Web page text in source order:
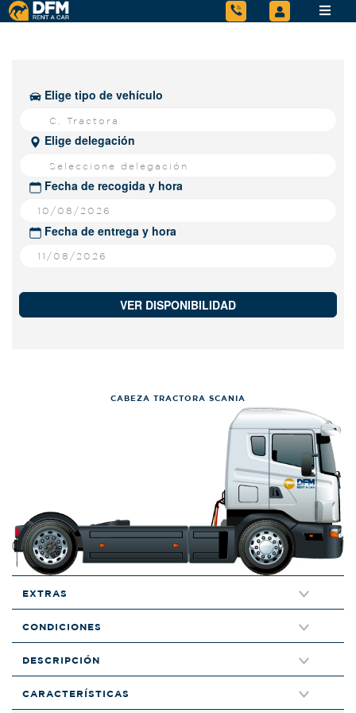
Elige tipo de vehículo
C. Tractora
Elige delegación
Seleccione delegación
Fecha de recogida y hora
Fecha de entrega y hora
VER DISPONIBILIDAD
CABEZA TRACTORA SCANIA
EXTRAS
CONDICIONES
DESCRIPCIÓN
CARACTERÍSTICAS